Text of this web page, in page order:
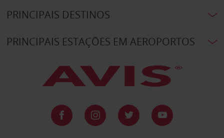
PRINCIPAIS DESTINOS
PRINCIPAIS ESTAÇÕES EM AEROPORTOS